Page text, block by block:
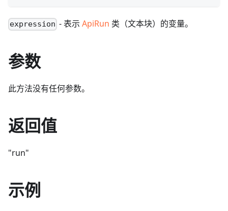
expression - 表示ApiRun 类（文本块）的变量。
参数
此方法没有任何参数。
返回值
"run"
示例